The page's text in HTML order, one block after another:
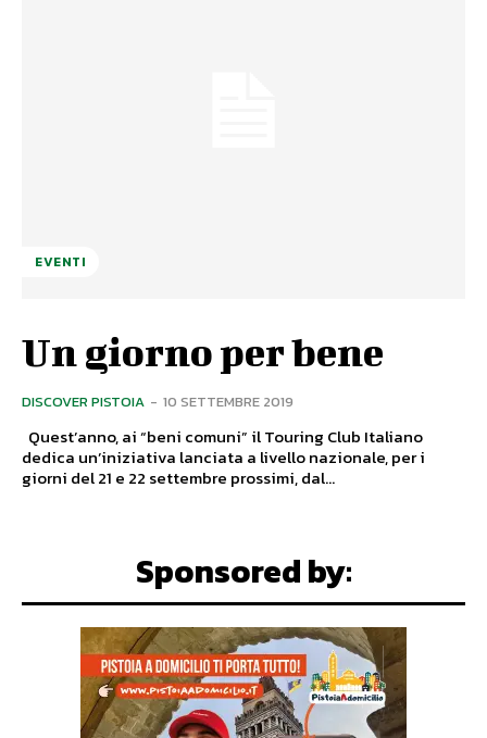
EVENTI
Un giorno per bene
DISCOVER PISTOIA - 10 SETTEMBRE 2019
dedica un’iniziativa lanciata a livello nazionale, per i
giorni del 21 e 22 settembre prossimi, dal...
Sponsored by: